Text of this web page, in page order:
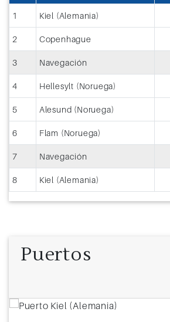
1 Kiel (Alemania)
2 Copenhague
3 Navegación
4 Hellesylt (Noruega)
5 Alesund (Noruega)
6 Flam (Noruega)
7 Navegación
8 Kiel (Alemania)
Puertos